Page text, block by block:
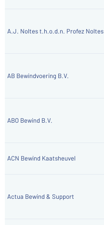
A.J. Noltes t.h.o.d.n. Profez Noltes
AB Bewindvoering B.V.
ABO Bewind B.V.
ACN Bewind Kaatsheuvel
Actua Bewind & Support